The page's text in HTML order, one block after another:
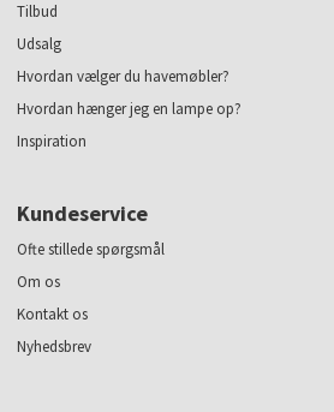
Tilbud
Udsalg
Hvordan vælger du havemøbler?
Hvordan hænger jeg en lampe op?
Inspiration
Kundeservice
Ofte stillede spørgsmål
Om os
Kontakt os
Nyhedsbrev